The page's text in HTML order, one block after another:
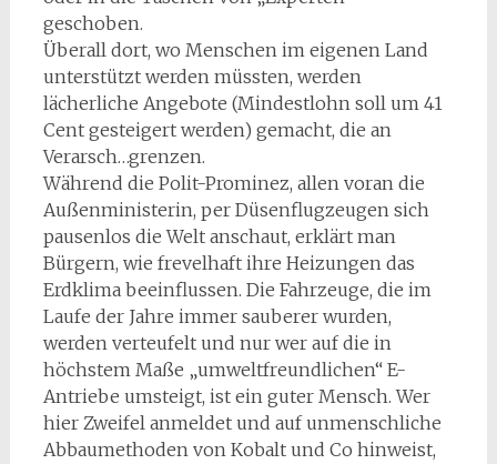
geschoben.
Überall dort, wo Menschen im eigenen Land
unterstützt werden müssten, werden
lächerliche Angebote (Mindestlohn soll um 41
Cent gesteigert werden) gemacht, die an
Verarsch…grenzen.
Während die Polit-Prominez, allen voran die
Außenministerin, per Düsenflugzeugen sich
pausenlos die Welt anschaut, erklärt man
Bürgern, wie frevelhaft ihre Heizungen das
Erdklima beeinflussen. Die Fahrzeuge, die im
Laufe der Jahre immer sauberer wurden,
werden verteufelt und nur wer auf die in
höchstem Maße „umweltfreundlichen“ E-
Antriebe umsteigt, ist ein guter Mensch. Wer
hier Zweifel anmeldet und auf unmenschliche
Abbaumethoden von Kobalt und Co hinweist,